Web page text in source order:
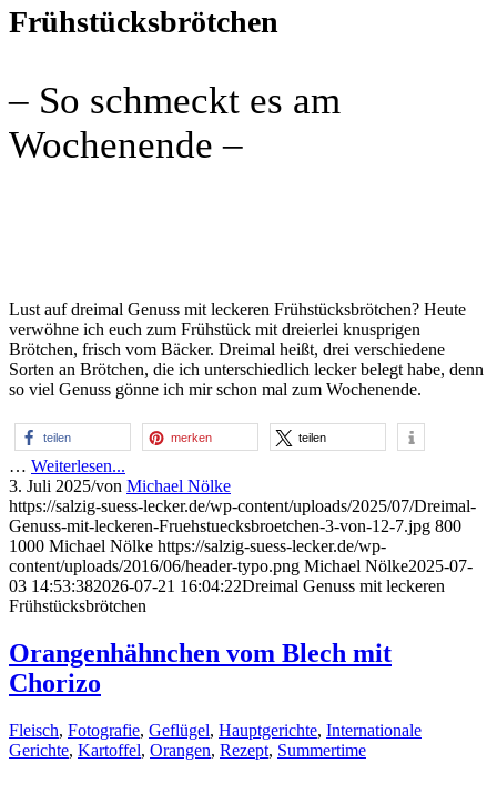
Frühstücksbrötchen
– So schmeckt es am
Wochenende –
Lust auf dreimal Genuss mit leckeren Frühstücksbrötchen? Heute
verwöhne ich euch zum Frühstück mit dreierlei knusprigen
Brötchen, frisch vom Bäcker. Dreimal heißt, drei verschiedene
Sorten an Brötchen, die ich unterschiedlich lecker belegt habe, denn
so viel Genuss gönne ich mir schon mal zum Wochenende.
teilen merken teilen
… Weiterlesen...
3. Juli 2025/von Michael Nölke
https://salzig-suess-lecker.de/wp-content/uploads/2025/07/Dreimal-
Genuss-mit-leckeren-Fruehstuecksbroetchen-3-von-12-7.jpg 800
1000 Michael Nölke https://salzig-suess-lecker.de/wp-
content/uploads/2016/06/header-typo.png Michael Nölke2025-07-
03 14:53:382026-07-21 16:04:22Dreimal Genuss mit leckeren
Frühstücksbrötchen
Orangenhähnchen vom Blech mit
Chorizo
Fleisch, Fotografie, Geflügel, Hauptgerichte, Internationale
Gerichte, Kartoffel, Orangen, Rezept, Summertime